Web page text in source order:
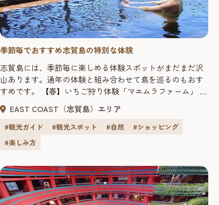
季節毎でおすすめ志賀島の特別な体験
志賀島には、季節毎に楽しめる体験スポットがまだまだ沢
山あります。通年の体験と組み合わせて島を巡るのもおす
すめです。 【春】いちご狩り体験「マエムラファーム」 志
賀島の温暖な気温で育ったいちごは、高い糖度とほどよい
酸味でいちご本来の甘酸っぱさを味わえます。旬のシーズ
ンを迎える3月からは、40分食べ放題のいちご狩り体験(要
予約)も開催！贅沢なあまおう尽くしで至福の時間を♪ 【マ
エムラファーム】住...
EAST COAST（志賀島）エリア
#観光ガイド #観光スポット #自然
#ショッピング
#楽しみ方